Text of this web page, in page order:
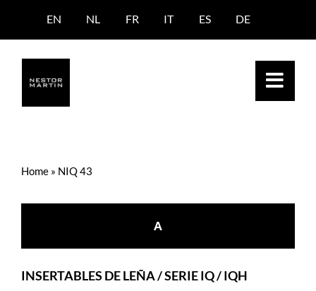
contenido
EN NL FR IT ES DE
Home» NIQ 43
A
INSERTABLES DE LEÑA/SERIE IQ / IQH